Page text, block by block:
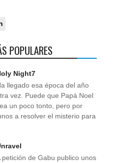
POPULARES
Night7
llegado esa época del año
vez. Puede que Papá Noel
un poco tonto, pero por
a resolver el misterio para
petición de Gabu publico unos